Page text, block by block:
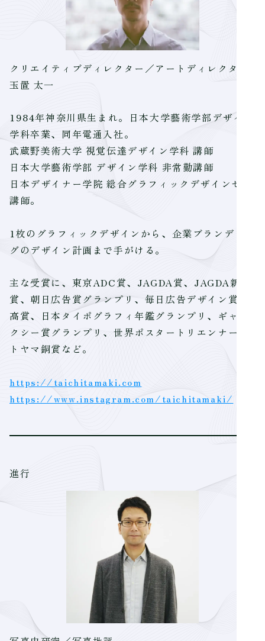
クリエイティブディレクター／アートディレクター
玉置 太一
1984年神奈川県生まれ。日本大学藝術学部デザイン
学科卒業、同年電通入社。
武蔵野美術大学 視覚伝達デザイン学科 講師
日本大学藝術学部 デザイン学科 非常勤講師
日本デザイナー学院 総合グラフィックデザインゼミ
講師。
1枚のグラフィックデザインから、企業ブランディン
グのデザイン計画まで手がける。
主な受賞に、東京ADC賞、JAGDA賞、JAGDA新人
賞、朝日広告賞グランプリ、毎日広告デザイン賞最
高賞、日本タイポグラフィ年鑑グランプリ、ギャラ
クシー賞グランプリ、世界ポスタートリエンナーレ
トヤマ銅賞など。
https://taichitamaki.com
https://www.instagram.com/taichitamaki/
進行